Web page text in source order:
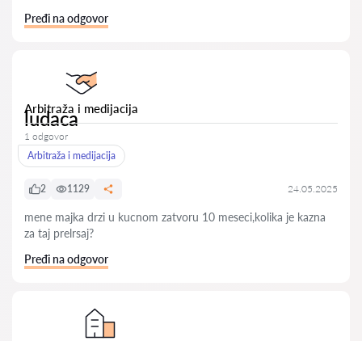
Pređi na odgovor
Arbitraža i medijacija
ludaca
1 odgovor
Arbitraža i medijacija
2 1129 24.05.2025
mene majka drzi u kucnom zatvoru 10 meseci,kolika je kazna
za taj prelrsaj?
Pređi na odgovor